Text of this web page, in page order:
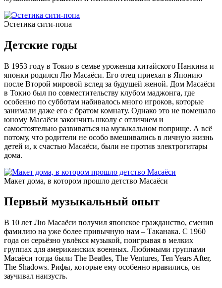
Эстетика сити-попа
Детские годы
В 1953 году в Токио в семье уроженца китайского Нанкина и
японки родился Лю Масаёси. Его отец приехал в Японию
после Второй мировой вслед за будущей женой. Дом Масаёси
в Токио был по совместительству клубом маджонга, где
особенно по субботам набивалось много игроков, которые
занимали даже его с братом комнату. Однако это не помешало
юному Масаёси закончить школу с отличием и
самостоятельно развиваться на музыкальном поприще. А всё
потому, что родители не особо вмешивались в личную жизнь
детей и, к счастью Масаёси, были не против электрогитары
дома.
Макет дома, в котором прошло детство Масаёси
Первый музыкальный опыт
В 10 лет Лю Масаёси получил японское гражданство, сменив
фамилию на уже более привычную нам – Таканака. С 1960
года он серьёзно увлёкся музыкой, поигрывая в мелких
группах для американских военных. Любимыми группами
Масаёси тогда были The Beatles, The Ventures, Ten Years After,
The Shadows. Рифы, которые ему особенно нравились, он
заучивал наизусть.